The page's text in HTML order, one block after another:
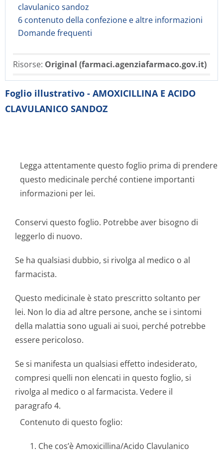
clavulanico sandoz
6 contenuto della confezione e altre informazioni
Domande frequenti
Risorse: Original (farmaci.agenziafarmaco.gov.it)
Foglio illustrativo - AMOXICILLINA E ACIDO
CLAVULANICO SANDOZ
Legga attentamente questo foglio prima di prendere
questo medicinale perché contiene importanti
informazioni per lei.
Conservi questo foglio. Potrebbe aver bisogno di
leggerlo di nuovo.
Se ha qualsiasi dubbio, si rivolga al medico o al
farmacista.
Questo medicinale è stato prescritto soltanto per
lei. Non lo dia ad altre persone, anche se i sintomi
della malattia sono uguali ai suoi, perché potrebbe
essere pericoloso.
Se si manifesta un qualsiasi effetto indesiderato,
compresi quelli non elencati in questo foglio, si
rivolga al medico o al farmacista. Vedere il
paragrafo 4.
Contenuto di questo foglio:
1. Che cos’è Amoxicillina/Acido Clavulanico